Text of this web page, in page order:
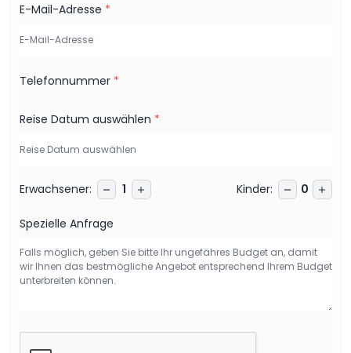
E-Mail-Adresse *
Telefonnummer *
Reise Datum auswählen *
Erwachsener: 1 Kinder: 0
Spezielle Anfrage